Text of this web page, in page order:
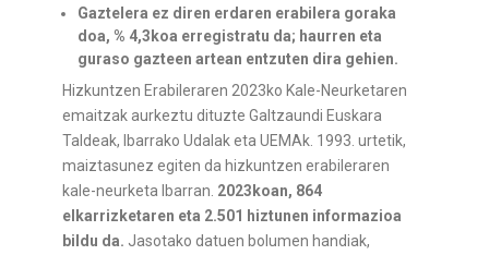
Gaztelera ez diren erdaren erabilera goraka
doa, % 4,3koa erregistratu da; haurren eta
guraso gazteen artean entzuten dira gehien.
Hizkuntzen Erabileraren 2023ko Kale-Neurketaren
emaitzak aurkeztu dituzte Galtzaundi Euskara
Taldeak, Ibarrako Udalak eta UEMAk. 1993. urtetik,
maiztasunez egiten da hizkuntzen erabileraren
kale-neurketa Ibarran. 2023koan, 864
elkarrizketaren eta 2.501 hiztunen informazioa
bildu da. Jasotako datuen bolumen handiak,